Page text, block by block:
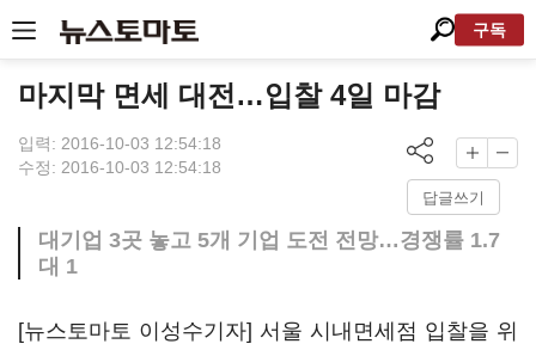
구독
마지막 면세 대전…입찰 4일 마감
입력: 2016-10-03 12:54:18
수정: 2016-10-03 12:54:18
답글쓰기
대기업 3곳 놓고 5개 기업 도전 전망…경쟁률 1.7
대 1
[뉴스토마토 이성수기자] 서울 시내면세점 입찰을 위